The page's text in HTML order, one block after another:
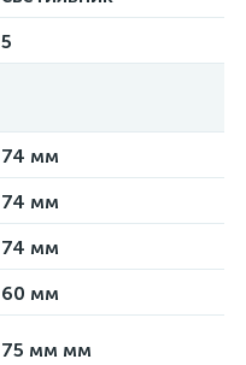
5
74 мм
74 мм
74 мм
60 мм
75 мм мм